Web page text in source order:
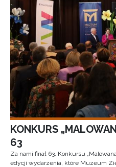
KONKURS
63
Za nami finał 63. Konkursu
edycji wydarzenia, które Muzeum